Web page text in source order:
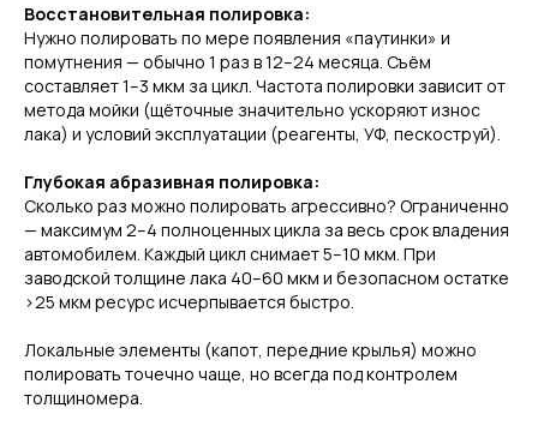
Восстановительная полировка:
Нужно полировать по мере появления «паутинки» и
помутнения — обычно 1 раз в 12–24 месяца. Съём
составляет 1–3 мкм за цикл. Частота полировки зависит от
метода мойки (щёточные значительно ускоряют износ
лака) и условий эксплуатации (реагенты, УФ, пескоструй).
Глубокая абразивная полировка:
Сколько раз можно полировать агрессивно? Ограниченно
— максимум 2–4 полноценных цикла за весь срок владения
автомобилем. Каждый цикл снимает 5–10 мкм. При
заводской толщине лака 40–60 мкм и безопасном остатке
>25 мкм ресурс исчерпывается быстро.
Локальные элементы (капот, передние крылья) можно
полировать точечно чаще, но всегда под контролем
толщиномера.